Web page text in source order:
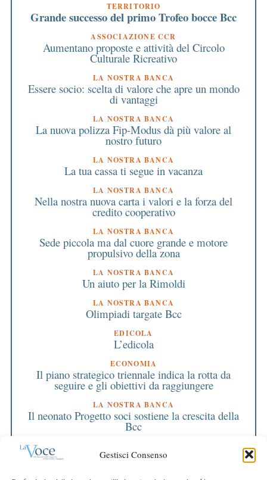
Gestisci Consenso
TERRITORIO
Grande successo del primo Trofeo bocce Bcc
ASSOCIAZIONE CCR
Aumentano proposte e attività del Circolo
Culturale Ricreativo
LA NOSTRA BANCA
Essere socio: scelta di valore che apre un mondo
di vantaggi
LA NOSTRA BANCA
La nuova polizza Fip-Modus dà più valore al
nostro futuro
LA NOSTRA BANCA
La tua cassa ti segue in vacanza
LA NOSTRA BANCA
Nella nostra nuova carta i valori e la forza del
credito cooperativo
LA NOSTRA BANCA
Sede piccola ma dal cuore grande e motore
propulsivo della zona
LA NOSTRA BANCA
Un aiuto per la Rimoldi
LA NOSTRA BANCA
Olimpiadi targate Bcc
EDICOLA
L’edicola
ECONOMIA
Il piano strategico triennale indica la rotta da
seguire e gli obiettivi da raggiungere
LA NOSTRA BANCA
Il neonato Progetto soci sostiene la crescita della
Bcc
Approvato bilancio 2002